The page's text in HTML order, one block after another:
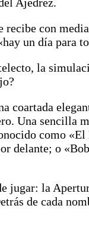
con
un día para
la
coartada
Una sencilla
como
delante; o
jugar: la
de cada